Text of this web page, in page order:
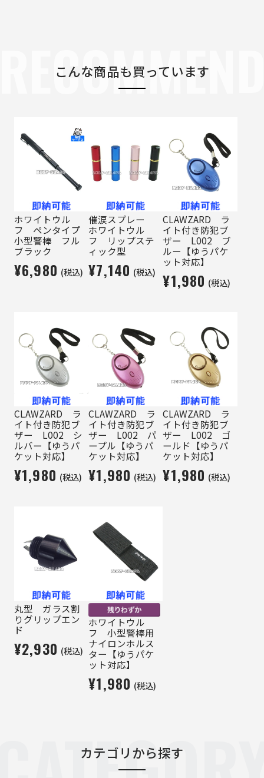
こんな商品も買っています
ホワイトウル
フ ペンタイプ
小型警棒 フル
ブラック
¥6,980 (税込)
催涙スプレー
ホワイトウル
フ リップステ
ィック型
¥7,140 (税込)
CLAWZARD ラ
イト付き防犯ブ
ザー L002 ブ
ルー【ゆうパケ
ット対応】
¥1,980 (税込)
CLAWZARD ラ
イト付き防犯ブ
ザー L002 シ
ルバー【ゆうパ
ケット対応】
¥1,980 (税込)
CLAWZARD ラ
イト付き防犯ブ
ザー L002 パ
ープル【ゆうパ
ケット対応】
¥1,980 (税込)
CLAWZARD ラ
イト付き防犯ブ
ザー L002 ゴ
ールド【ゆうパ
ケット対応】
¥1,980 (税込)
丸型 ガラス割
りグリップエン
ド
¥2,930 (税込)
ホワイトウル
フ 小型警棒用
ナイロンホルス
ター【ゆうパケ
ット対応】
¥1,980 (税込)
カテゴリから探す